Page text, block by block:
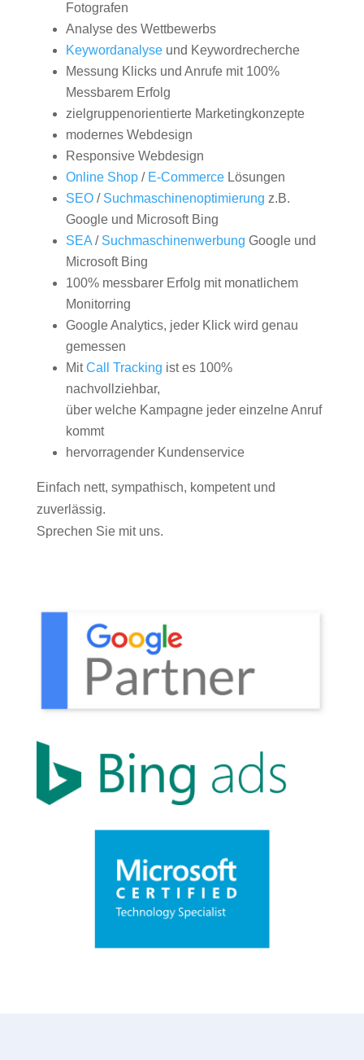
Fotografen
Analyse des Wettbewerbs
Keywordanalyseund Keywordrecherche
Messung Klicks und Anrufe mit 100%
Messbarem Erfolg
zielgruppenorientierte Marketingkonzepte
modernes Webdesign
Responsive Webdesign
Online Shop/ E-CommerceLösungen
SEO/ Suchmaschinenoptimierung z.B.
Google und Microsoft Bing
SEA/ Suchmaschinenwerbung Google und
Microsoft Bing
100% messbarer Erfolg mit monatlichem
Monitorring
Google Analytics, jeder Klick wird genau
gemessen
MitCall Tracking ist es 100%
nachvollziehbar,
über welche Kampagne jeder einzelne Anruf
kommt
hervorragender Kundenservice
Einfach nett, sympathisch, kompetent und
zuverlässig.
Sprechen Sie mit uns.